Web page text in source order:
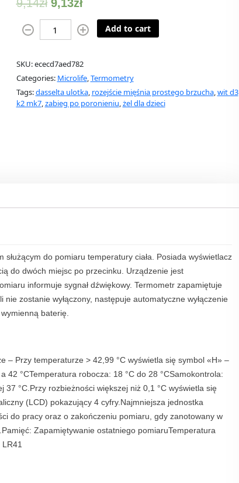
9,14zł 9,13zł
M
r
o
i
C
u
Add to cart
SKU:ececd7aed782
Categories: Microlife,Termometry
Tags:dasselta ulotka, rozejście mięśnia prostego brzucha,wit d3
k2 mk7,zabieg po poronieniu,żel dla dzieci
do pomiaru temperatury ciała. Posiada wyświetlacz
do dwóch miejsc po przecinku. Urządzenie jest
informuje sygnał dźwiękowy. Termometr zapamiętuje
zostanie wyłączony, następuje automatyczne wyłączenie
baterię.
– Przy temperaturze > 42,99 °C wyświetla się symbol «H» –
42 °CTemperatura robocza: 18 °C do 28 °CSamokontrola:
°C.Przy rozbieżności większej niż 0,1 °C wyświetla się
(LCD) pokazujący 4 cyfry.Najmniejsza jednostka
do pracy oraz o zakończeniu pomiaru, gdy zanotowany w
Zapamiętywanie ostatniego pomiaruTemperatura